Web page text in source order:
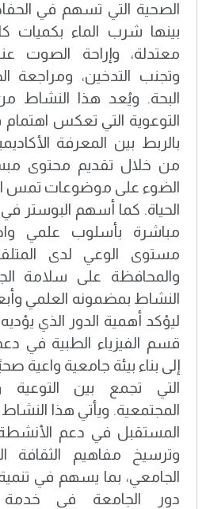
الصحية التي تسهم في
بينها شرب الماء بكميات
معتدلة، وإراحة الصوت
وتجنب التدخين، ومراجعة
البحة. ويُعد هذا النشاط من
التوعوية التي تعكس اهتمام
بالربط بين المعرفة
من خلال تقديم محتوى
الضوء على موضوعات تمس
الحياة. كما أسهم البوستر
مباشرة بأسلوب علمي
مستوى الوعي لدى
والمحافظة على سلامة
النشاط بمضمونه العلمي
ليؤكد أهمية الدور الذي
قسم الفيزياء الطبية في
إلى بناء بيئة جامعية واعية
التي تجمع بين التوعية
المجتمعية. ويأتي هذا
المستقبل في دعم الأنشطة
وترسيخ مفاهيم الثقافة
الجامعي، بما يسهم في
دور الجامعة في خدمة